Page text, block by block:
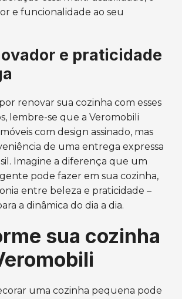
e funcionalidade ao seu
e praticidade
renovar sua cozinha com esses
lembre-se que a Veromobili
com design assinado, mas
de uma entrega expressa
Imagine a diferença que um
pode fazer em sua cozinha,
entre beleza e praticidade –
a dinâmica do dia a dia.
sua cozinha
uma cozinha pequena pode